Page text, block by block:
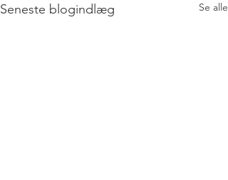
Seneste blogindlæg Se alle